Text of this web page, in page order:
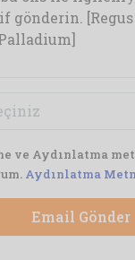
ve Aydınlatma
Aydınlatma
Email Gönder